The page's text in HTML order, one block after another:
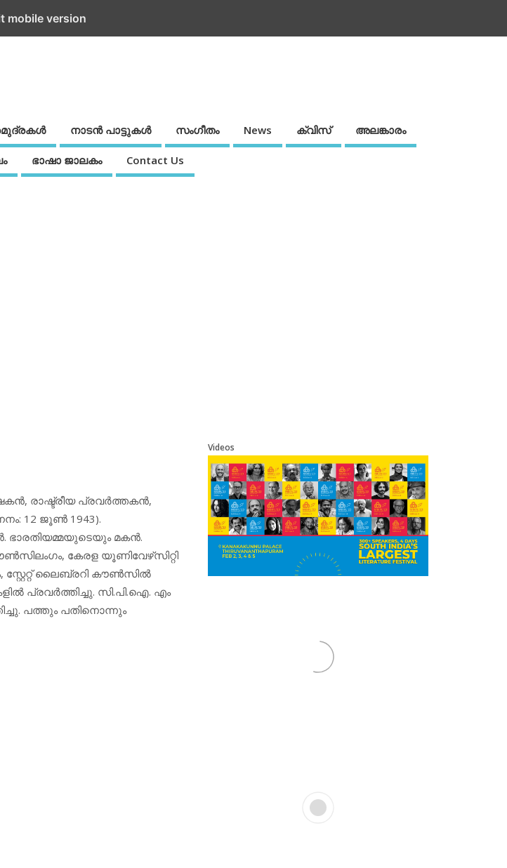
നാടന്‍ പാട്ടുകള്‍ സംഗീതം News ക്വിസ് അലങ്കാരം
ഭാഷാ ജാലകം Contact Us
രാഷ്ട്രീയ പ്രവര്‍ത്തകന്‍,
12 ജൂണ്‍ 1943).
ഭാരതിയമ്മയുടെയും മകന്‍.
കേരള യൂണിവേഴ്‌സിറ്റി
സ്റ്റേറ്റ് ലൈബ്രറി കൗണ്‍സില്‍
പ്രവര്‍ത്തിച്ചു. സി.പി.ഐ. എം
പത്തും പതിനൊന്നും
Videos
mobile version